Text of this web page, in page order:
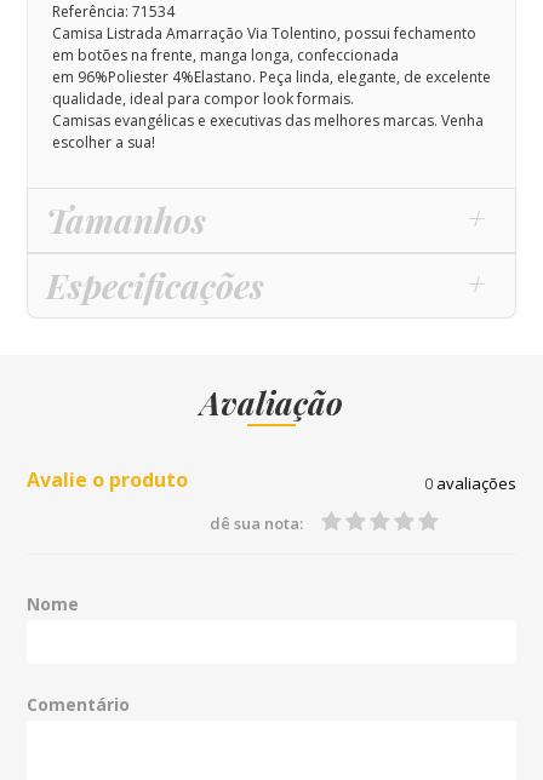
Referência: 71534
Camisa Listrada Amarração Via Tolentino, possui fechamento
em botões na frente, manga longa, confeccionada
em 96%Poliester 4%Elastano. Peça linda, elegante, de excelente
qualidade, ideal para compor look formais.
Camisas evangélicas e executivas das melhores marcas. Venha
escolher a sua!
Tamanhos
Especificações
Avaliação
Avalie o produto 0avaliações
dê sua nota:
Nome
Comentário